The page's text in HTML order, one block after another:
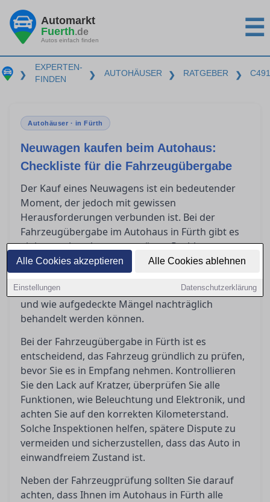
Alle Cookies akzeptieren Alle Cookies ablehnen
Einstellungen Datenschutzerklärung
Automarkt
Fuerth.de
Autos einfach finden ☰
❯
EXPERTEN-
FINDEN
❯ AUTOHÄUSER ❯ RATGEBER ❯
Autohäuser · in Fürth
Neuwagen kaufen beim Autohaus:
Checkliste für die Fahrzeugübergabe
Der Kauf eines Neuwagens ist ein bedeutender
Moment, der jedoch mit gewissen
Herausforderungen verbunden ist. Bei der
Fahrzeugübergabe im Autohaus in Fürth gibt es
einiges zu beachten, um spätere Probleme zu
vermeiden. Diese Checkliste hilft Ihnen, die
Übergaben reibungslos zu gestalten, indem sie
aufzeigt, welche Dokumente erforderlich sind
und wie aufgedeckte Mängel nachträglich
behandelt werden können.
Bei der Fahrzeugübergabe in Fürth ist es
entscheidend, das Fahrzeug gründlich zu prüfen,
bevor Sie es in Empfang nehmen. Kontrollieren
Sie den Lack auf Kratzer, überprüfen Sie alle
Funktionen, wie Beleuchtung und Elektronik, und
achten Sie auf den korrekten Kilometerstand.
Solche Inspektionen helfen, spätere Dispute zu
vermeiden und sicherzustellen, dass das Auto in
einwandfreiem Zustand ist.
Neben der Fahrzeugprüfung sollten Sie darauf
achten, dass Ihnen im Autohaus in Fürth alle